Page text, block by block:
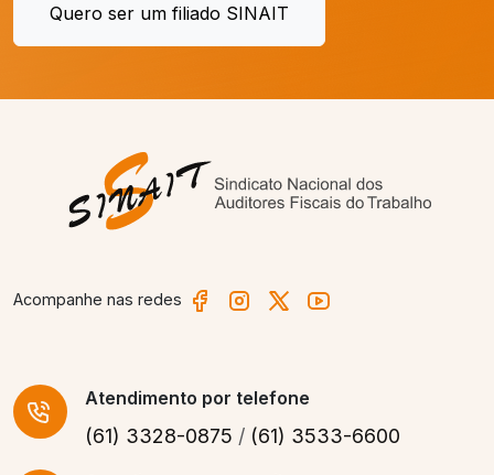
Quero ser um filiado SINAIT
Acompanhe nas redes
Atendimento por telefone
(61) 3328-0875 / (61) 3533-6600